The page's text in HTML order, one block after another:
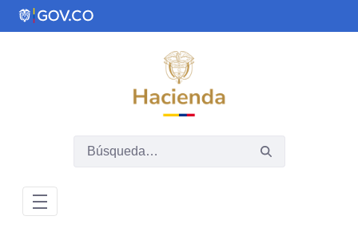
Saltar al contenido principal
Abrir menú de accesibilidad